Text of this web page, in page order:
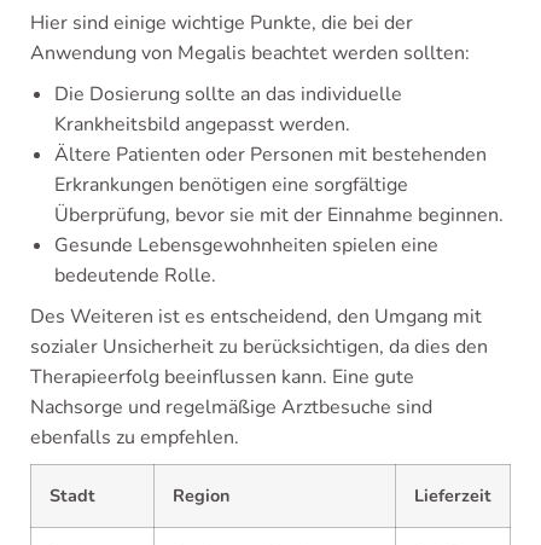
Hier sind einige wichtige Punkte, die bei der
Anwendung von Megalis beachtet werden sollten:
Die Dosierung sollte an das individuelle
Krankheitsbild angepasst werden.
Ältere Patienten oder Personen mit bestehenden
Erkrankungen benötigen eine sorgfältige
Überprüfung, bevor sie mit der Einnahme beginnen.
Gesunde Lebensgewohnheiten spielen eine
bedeutende Rolle.
Des Weiteren ist es entscheidend, den Umgang mit
sozialer Unsicherheit zu berücksichtigen, da dies den
Therapieerfolg beeinflussen kann. Eine gute
Nachsorge und regelmäßige Arztbesuche sind
ebenfalls zu empfehlen.
Stadt Region Lieferzeit